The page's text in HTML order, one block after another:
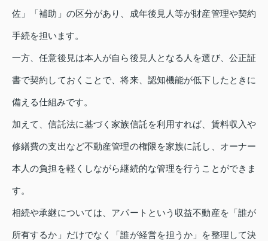
佐」「補助」の区分があり、成年後見人等が財産管理や契約
手続を担います。
一方、任意後見は本人が自ら後見人となる人を選び、公正証
書で契約しておくことで、将来、認知機能が低下したときに
備える仕組みです。
加えて、信託法に基づく家族信託を利用すれば、賃料収入や
修繕費の支出など不動産管理の権限を家族に託し、オーナー
本人の負担を軽くしながら継続的な管理を行うことができま
す。
相続や承継については、アパートという収益不動産を「誰が
所有するか」だけでなく「誰が経営を担うか」を整理して決